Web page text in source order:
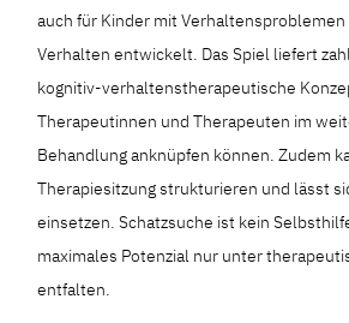
auch für Kinder mit Verhaltensproblemen
Verhalten entwickelt. Das Spiel liefert
kognitiv-verhaltenstherapeutische
Therapeutinnen und Therapeuten im
Behandlung anknüpfen können. Zudem
Therapiesitzung strukturieren und lässt
einsetzen. Schatzsuche ist kein
maximales Potenzial nur unter
entfalten.